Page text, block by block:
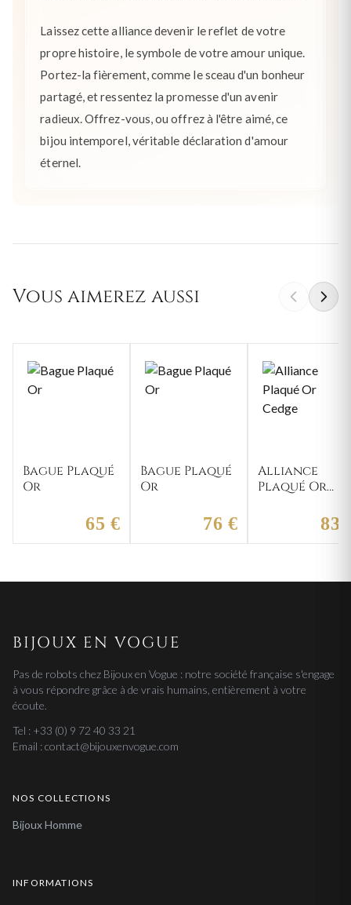
Laissez cette alliance devenir le reflet de votre
propre histoire, le symbole de votre amour unique.
Portez-la fièrement, comme le sceau d'un bonheur
partagé, et ressentez la promesse d'un avenir
radieux. Offrez-vous, ou offrez à l'être aimé, ce
bijou intemporel, véritable déclaration d'amour
éternel.
Vous aimerez aussi
Bague Plaqué
Or
65 €
Bague Plaqué
Or
76 €
Alliance
Plaqué Or
83
BIJOUX EN VOGUE
Pas de robots chez Bijoux en Vogue : notre société française s'engage
à vous répondre grâce à de vrais humains, entièrement à votre
écoute.
Tel : +33 (0) 9 72 40 33 21
Email : contact@bijouxenvogue.com
NOS COLLECTIONS
Bijoux Homme
INFORMATIONS